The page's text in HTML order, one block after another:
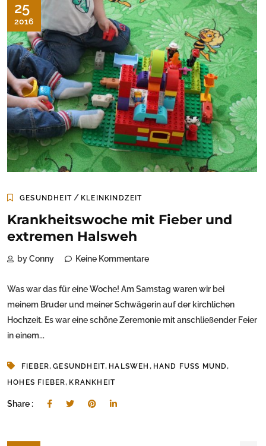
25
2016
GESUNDHEIT / KLEINKINDZEIT
Krankheitswoche mit Fieber und
extremen Halsweh
by Conny Keine Kommentare
Was war das für eine Woche! Am Samstag waren wir bei
meinem Bruder und meiner Schwägerin auf der kirchlichen
Hochzeit. Es war eine schöne Zeremonie mit anschließender Feier
in einem...
FIEBER,GESUNDHEIT, HALSWEH , HAND FUSS MUND,
HOHES FIEBER, KRANKHEIT
Share :